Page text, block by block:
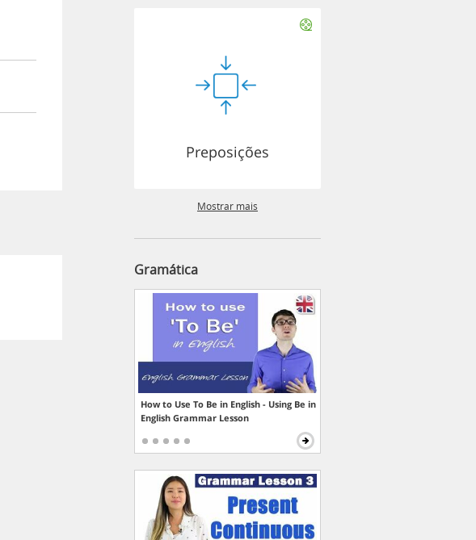
Preposições
Mostrar mais
Gramática
How to Use To Be in English - Using Be in
English Grammar Lesson